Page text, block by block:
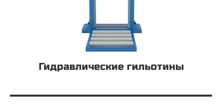
Гидравлические гильотины